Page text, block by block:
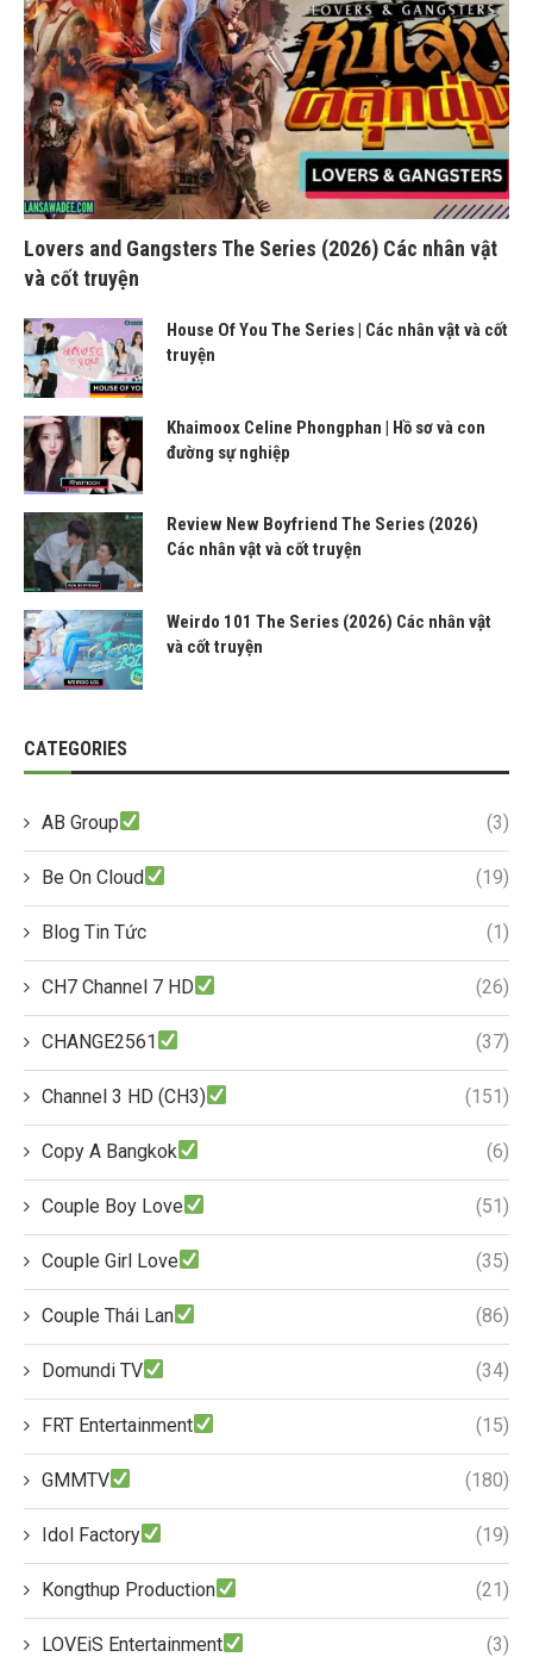
Lovers and Gangsters The Series (2026) Các nhân vật
và cốt truyện
House Of You The Series | Các nhân vật và cốt
truyện
Khaimoox Celine Phongphan | Hồ sơ và con
đường sự nghiệp
Review New Boyfriend The Series (2026)
Các nhân vật và cốt truyện
Weirdo 101 The Series (2026) Các nhân vật
và cốt truyện
CATEGORIES
AB Group (3)
Be On Cloud (19)
Blog Tin Tức (1)
CH7 Channel 7 HD (26)
CHANGE2561 (37)
Channel 3 HD (CH3) (151)
Copy A Bangkok (6)
Couple Boy Love (51)
Couple Girl Love (35)
Couple Thái Lan (86)
Domundi TV (34)
FRT Entertainment (15)
GMMTV (180)
Idol Factory (19)
Kongthup Production (21)
LOVEiS Entertainment (3)